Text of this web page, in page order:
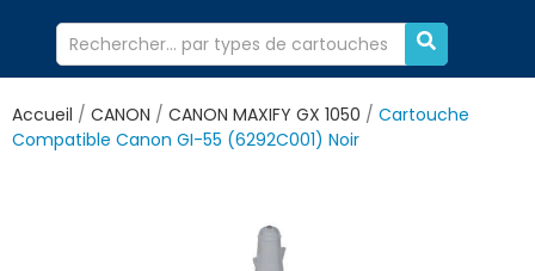
Accueil CANON CANON MAXIFY GX 1050
Cartouche
Compatible Canon GI-55 (6292C001) Noir